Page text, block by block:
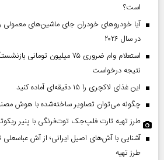
است؟
آیا خودروهای خودران جای ماشین‌های
در سال ۲۰۲۶
استعلام وام ضروری ۷۵ میلیون
نتیجه درخواست
این غذای لاکچری را ۱۵ دقیقه‌ای آماده کنید
چگونه می‌توان تصاویر ساخته‌شده با هوش
طرز تهیه تارت فلپ‌جک توت‌فرنگی با پنیر
آشنایی با آش‌های اصیل ایرانی؛ از آش
طرز تهیه